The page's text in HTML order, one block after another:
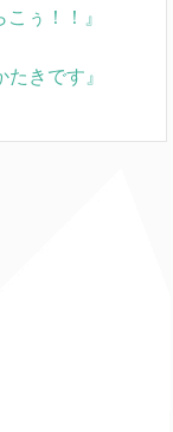
ぅ！！』
きです』